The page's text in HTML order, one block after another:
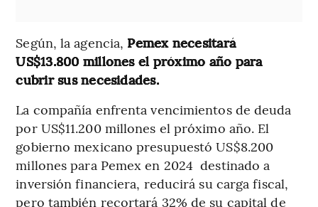
Según, la agencia, Pemex necesitará
US$13.800 millones el próximo año para
cubrir sus necesidades.
La compañía enfrenta vencimientos de deuda
por US$11.200 millones el próximo año. El
gobierno mexicano presupuestó US$8.200
millones para Pemex en 2024 destinado a
inversión financiera, reducirá su carga fiscal,
pero también recortará 32% de su capital de